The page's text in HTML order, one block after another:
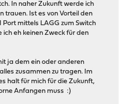
In naher Zukunft werde ich
trauen. Ist es von Vorteil den
Port mittels LAGG zum Switch
ich eh keinen Zweck für den
ja dem ein oder anderen
zusammen zu tragen. Im
halt für mich für die Zukunft,
Anfangen muss :)